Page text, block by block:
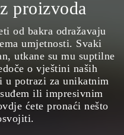
proizvoda
od bakra odražavaju
umjetnosti. Svaki
utkane su mu suptilne
o vještini naših
u potrazi za unikatnim
ili impresivnim
ćete pronaći nešto